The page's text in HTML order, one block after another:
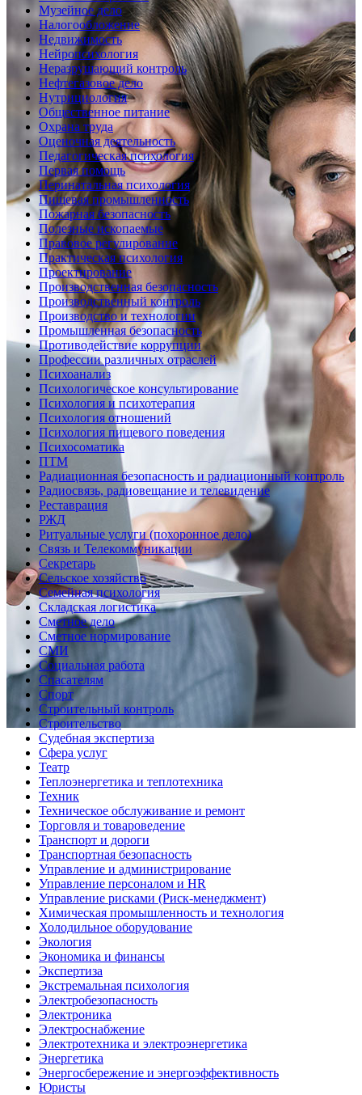
Музейное дело
Налогообложение
Недвижимость
Нейропсихология
Неразрушающий контроль
Нефтегазовое дело
Нутрициология
Общественное питание
Охрана труда
Оценочная деятельность
Педагогическая психология
Первая помощь
Перинатальная психология
Пищевая промышленность
Пожарная безопасность
Полезные ископаемые
Правовое регулирование
Практическая психология
Проектирование
Производственная безопасность
Производственный контроль
Производство и технологии
Промышленная безопасность
Противодействие коррупции
Профессии различных отраслей
Психоанализ
Психологическое консультирование
Психология и психотерапия
Психология отношений
Психология пищевого поведения
Психосоматика
ПТМ
Радиационная безопасность и радиационный контроль
Радиосвязь, радиовещание и телевидение
Реставрация
РЖД
Ритуальные услуги (похоронное дело)
Связь и Телекоммуникации
Секретарь
Сельское хозяйство
Семейная психология
Складская логистика
Сметное дело
Сметное нормирование
СМИ
Социальная работа
Спасателям
Спорт
Строительный контроль
Строительство
Судебная экспертиза
Сфера услуг
Театр
Теплоэнергетика и теплотехника
Техник
Техническое обслуживание и ремонт
Торговля и товароведение
Транспорт и дороги
Транспортная безопасность
Управление и администрирование
Управление персоналом и HR
Управление рисками (Риск-менеджмент)
Химическая промышленность и технология
Холодильное оборудование
Экология
Экономика и финансы
Экспертиза
Экстремальная психология
Электробезопасность
Электроника
Электроснабжение
Электротехника и электроэнергетика
Энергетика
Энергосбережение и энергоэффективность
Юристы